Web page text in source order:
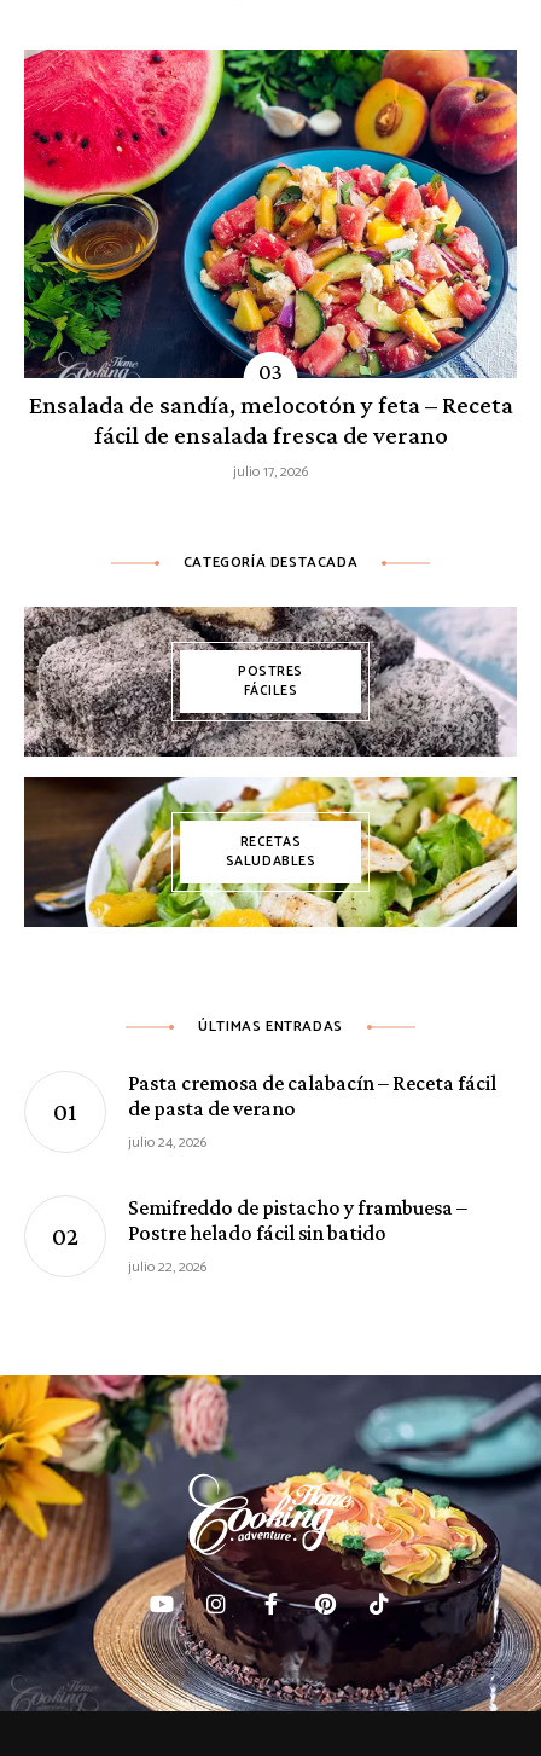
Ensalada de sandía, melocotón y feta – Receta
fácil de ensalada fresca de verano
julio 17, 2026
CATEGORÍA DESTACADA
POSTRES
FÁCILES
RECETAS
SALUDABLES
ÚLTIMAS ENTRADAS
Pasta cremosa de calabacín – Receta fácil
de pasta de verano
julio 24, 2026
Semifreddo de pistacho y frambuesa –
Postre helado fácil sin batido
julio 22, 2026